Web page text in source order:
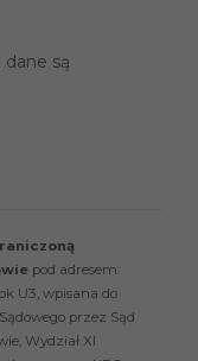
są
pod adresem:
U3, wpisana do
przez Sąd
Wydział XI